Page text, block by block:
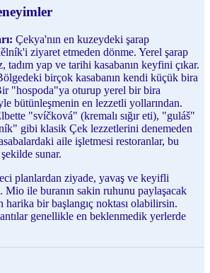
Çekya'nın en kuzeydeki şarap
ziyaret etmeden dönme. Yerel şarap
tadım yap ve tarihi kasabanın keyfini çıkar.
birçok kasabanın kendi küçük bira
"hospoda"ya oturup yerel bir bira
bütünleşmenin en lezzetli yollarından.
"svíčková" (kremalı sığır eti), "guláš"
gibi klasik Çek lezzetlerini denemeden
aile işletmesi restoranlar, bu
sunar.
planlardan ziyade, yavaş ve keyifli
Mio ile buranın sakin ruhunu paylaşacak
bir başlangıç noktası olabilirsin.
genellikle en beklenmedik yerlerde